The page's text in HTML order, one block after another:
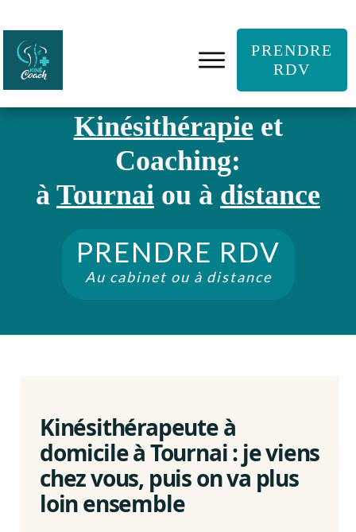
PRENDRE
RDV
Kinésithérapie et
Coaching:
à Tournai ou à distance
PRENDRE RDV
Au cabinet ou à distance
Kinésithérapeute à
domicile à Tournai : je viens
chez vous, puis on va plus
loin ensemble